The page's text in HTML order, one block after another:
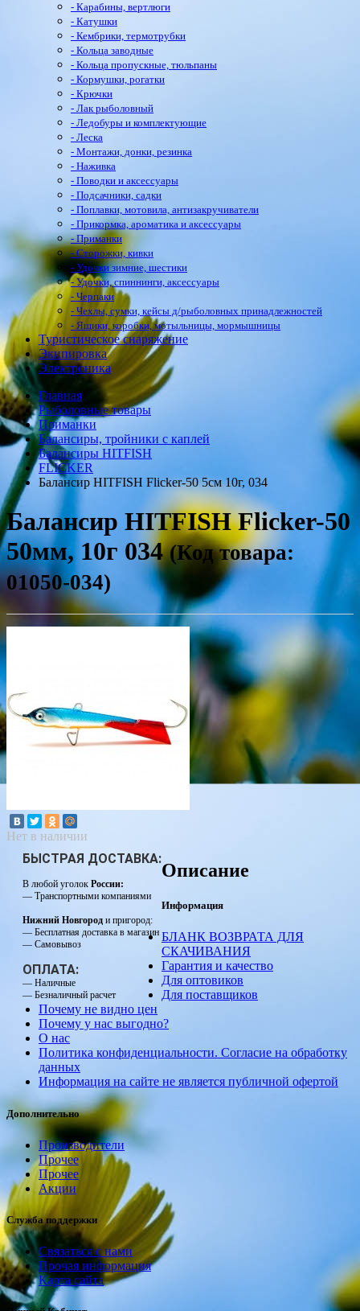
- Карабины, вертлюги
- Катушки
- Кембрики, термотрубки
- Кольца заводные
- Кольца пропускные, тюльпаны
- Кормушки, рогатки
- Крючки
- Лак рыболовный
- Ледобуры и комплектующие
- Леска
- Монтажи, донки, резинка
- Наживка
- Поводки и аксессуары
- Подсачники, садки
- Поплавки, мотовила, антизакручиватели
- Прикормка, ароматика и аксессуары
- Приманки
- Сторожки, кивки
- Удочки зимние, шестики
- Удочки, спиннинги, аксессуары
- Черпаки
- Чехлы, сумки, кейсы д/рыболовных принадлежностей
- Ящики, коробки, мотыльницы, мормышницы
Туристическое снаряжение
Экипировка
Электроника
Главная
Рыболовные товары
Приманки
Балансиры, тройники с каплей
Балансиры HITFISH
FLICKER
Балансир HITFISH Flicker-50 5см 10г, 034
Балансир HITFISH Flicker-50
50мм, 10г 034 (Код товара:
01050-034)
Нет в наличии
БЫСТРАЯ ДОСТАВКА:
В любой уголок России:
— Транспортными компаниями
Нижний Новгород и пригород:
— Бесплатная доставка в магазин
— Самовывоз
ОПЛАТА:
— Наличные
— Безналичный расчет
Описание
Информация
БЛАНК ВОЗВРАТА ДЛЯ
СКАЧИВАНИЯ
Гарантия и качество
Для оптовиков
Для поставщиков
Почему не видно цен
Почему у нас выгодно?
О нас
Политика конфиденциальности. Согласие на обработку
данных
Информация на сайте не является публичной офертой
Дополнительно
Производители
Прочее
Прочее
Акции
Служба поддержки
Связаться с нами
Прочая информация
Карта сайта